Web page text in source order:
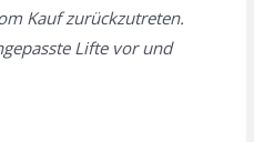
Kauf zurückzutreten.
Lifte vor und